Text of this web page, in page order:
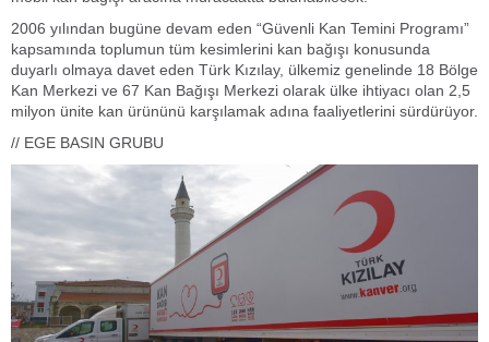
2006 yılından bugüne devam eden “Güvenli Kan Temini Programı”
kapsamında toplumun tüm kesimlerini kan bağışı konusunda
duyarlı olmaya davet eden Türk Kızılay, ülkemiz genelinde 18 Bölge
Kan Merkezi ve 67 Kan Bağışı Merkezi olarak ülke ihtiyacı olan 2,5
milyon ünite kan ürününü karşılamak adına faaliyetlerini sürdürüyor.
// EGE BASIN GRUBU